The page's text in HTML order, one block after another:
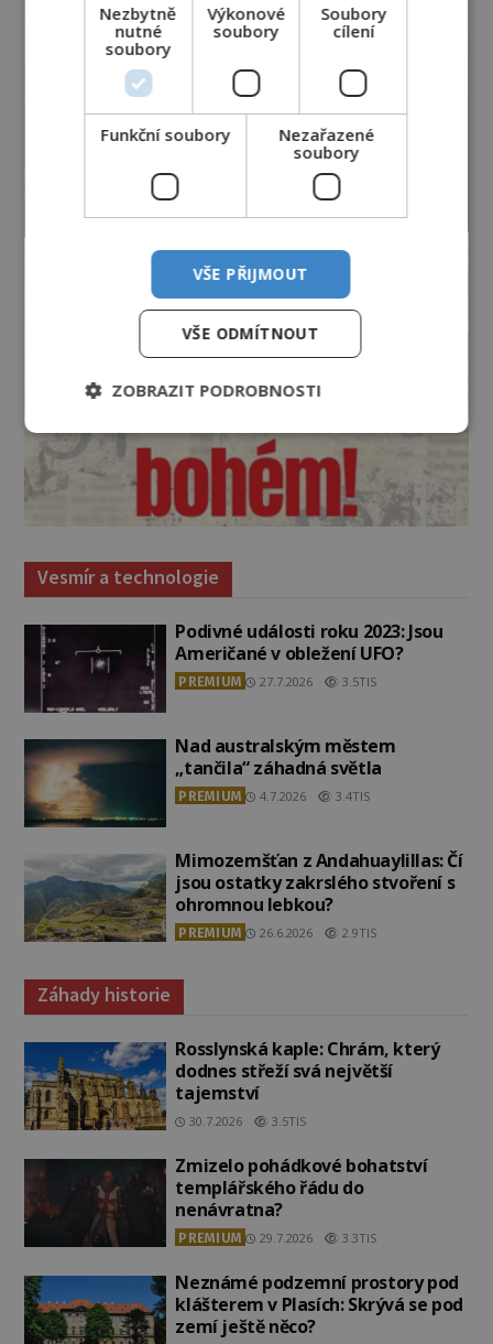
Vesmír a technologie
Podivné události roku 2023: Jsou
Američané v obležení UFO?
PREMIUM 27.7.2026 3.5TIS
Nad australským městem
„tančila“ záhadná světla
PREMIUM 4.7.2026 3.4TIS
Mimozemšťan z Andahuaylillas: Čí
jsou ostatky zakrslého stvoření s
ohromnou lebkou?
PREMIUM 26.6.2026 2.9TIS
Záhady historie
Rosslynská kaple: Chrám, který
dodnes střeží svá největší
tajemství
30.7.2026 3.5TIS
Zmizelo pohádkové bohatství
templářského řádu do
nenávratna?
PREMIUM 29.7.2026 3.3TIS
Neznámé podzemní prostory pod
klášterem v Plasích: Skrývá se pod
zemí ještě něco?
Nezbytně
nutné
soubory
Výkonové
soubory
Soubory
cílení
Funkční soubory
Nezařazené
soubory
VŠE PŘIJMOUT
VŠE ODMÍTNOUT
ZOBRAZIT PODROBNOSTI